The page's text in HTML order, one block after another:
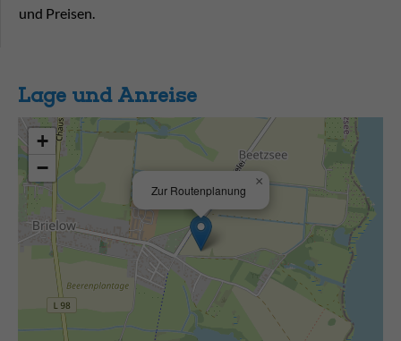
und Preisen.
Lage und Anreise
Zur Routenplanung
×
+
−